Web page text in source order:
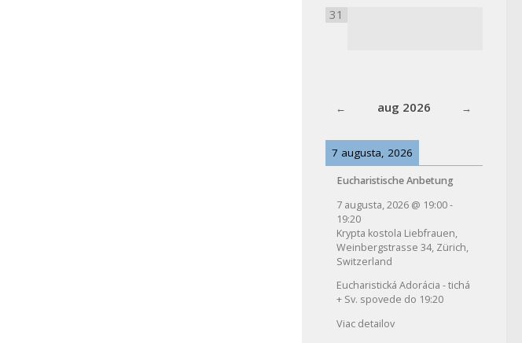
31
aug 2026
7 augusta, 2026
Eucharistische Anbetung
7 augusta, 2026 @ 19:00-
19:20
Krypta kostola Liebfrauen,
Weinbergstrasse 34, Zürich,
Switzerland
Eucharistická Adorácia - tichá
+ Sv. spovede do 19:20
Viac detailov